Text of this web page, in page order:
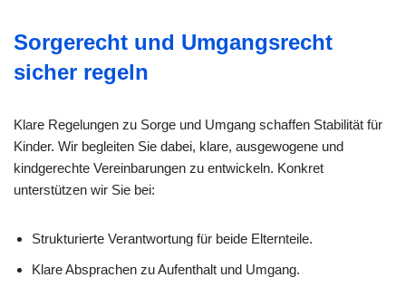
Sorgerecht und Umgangsrecht
sicher regeln
Klare Regelungen zu Sorge und Umgang schaffen Stabilität für
Kinder. Wir begleiten Sie dabei, klare, ausgewogene und
kindgerechte Vereinbarungen zu entwickeln. Konkret
unterstützen wir Sie bei:
Strukturierte Verantwortung für beide Elternteile.
Klare Absprachen zu Aufenthalt und Umgang.